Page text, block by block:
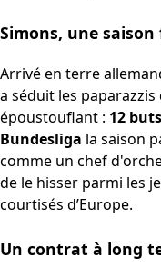
Simons, une
Arrivé en terre
a séduit les
époustouflant : 12
Bundesliga la saison
comme un chef
de le hisser parmi les
courtisés d’Europe.
Un contrat à long